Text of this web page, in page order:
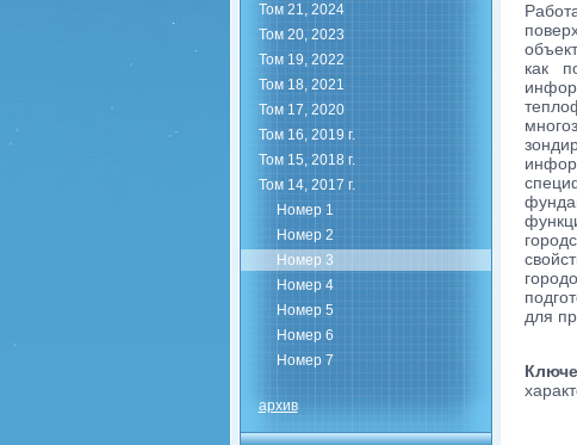
Том 21, 2024
Том 20, 2023
Том 19, 2022
Том 18, 2021
Том 17, 2020
Том 16, 2019 г.
Том 15, 2018 г.
Том 14, 2017 г.
Номер 1
Номер 2
Номер 3
Номер 4
Номер 5
Номер 6
Номер 7
архив
как
для